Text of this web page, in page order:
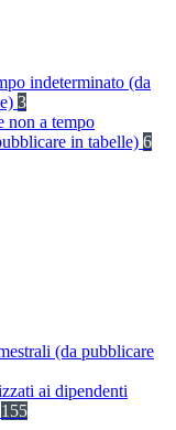
indeterminato (da
3
non a tempo
in tabelle) 6
(da pubblicare
ai dipendenti
155